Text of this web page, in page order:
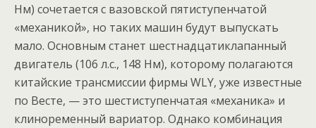
Нм) сочетается с вазовской пятиступенчатой
«механикой», но таких машин будут выпускать
мало. Основным станет шестнадцатиклапанный
двигатель (106 л.с., 148 Нм), которому полагаются
китайские трансмиссии фирмы WLY, уже известные
по Весте, — это шестиступенчатая «механика» и
клиноременный вариатор. Однако комбинация